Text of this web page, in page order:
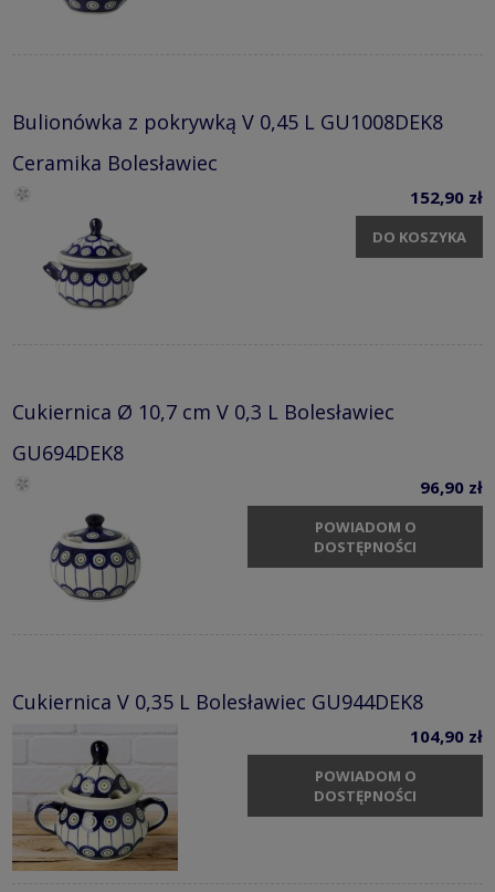
Bulionówka z pokrywką V 0,45 L GU1008DEK8
Ceramika Bolesławiec
152,90 zł
DO KOSZYKA
Cukiernica Ø 10,7 cm V 0,3 L Bolesławiec
GU694DEK8
96,90 zł
POWIADOM O
DOSTĘPNOŚCI
Cukiernica V 0,35 L Bolesławiec GU944DEK8
104,90 zł
POWIADOM O
DOSTĘPNOŚCI